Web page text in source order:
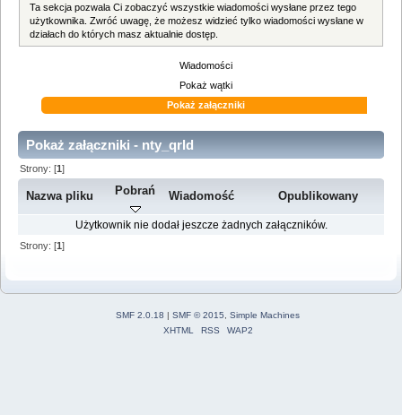
Ta sekcja pozwala Ci zobaczyć wszystkie wiadomości wysłane przez tego
użytkownika. Zwróć uwagę, że możesz widzieć tylko wiadomości wysłane w
działach do których masz aktualnie dostęp.
Wiadomości
Pokaż wątki
Pokaż załączniki
Pokaż załączniki - nty_qrld
Strony: [1]
Nazwa pliku Pobrań Wiadomość Opublikowany
Użytkownik nie dodał jeszcze żadnych załączników.
Strony: [1]
SMF 2.0.18 | SMF © 2015
Simple Machines
XHTML
RSS WAP2